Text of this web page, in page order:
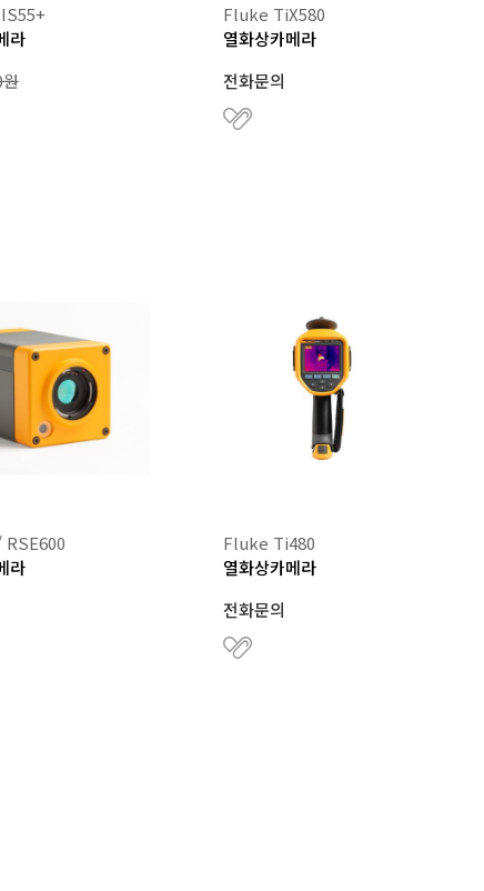
라
Fluke TiX580
열화상카메라
전화문의
RSE600
라
Fluke Ti480
열화상카메라
전화문의